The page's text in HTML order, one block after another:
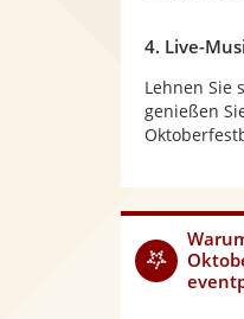
4. Live-
Lehnen Sie
genießen